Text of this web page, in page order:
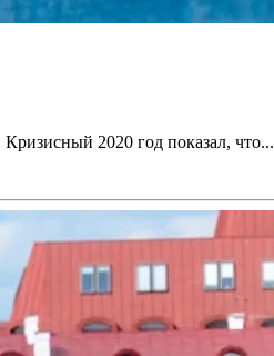
2020 год показал, что...